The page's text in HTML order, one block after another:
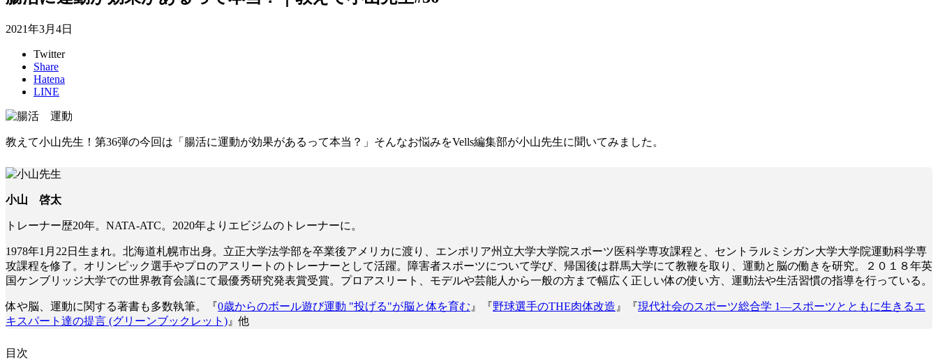
2021年3月4日
Twitter
Share
Hatena
LINE
教えて小山先生！第36弾の今回は「腸活に運動が効果があるって本当？」そんなお悩みをVells編集部が小山先生に聞いてみました。
小山 啓太
トレーナー歴20年。NATA-ATC。2020年よりエビジムのトレーナーに。
1978年1月22日生まれ。北海道札幌市出身。立正大学法学部を卒業後アメリカに渡り、エンポリア州立大学大学院スポーツ医科学専攻課程と、セントラルミシガン大学大学院運動科学専
攻課程を修了。オリンピック選手やプロのアスリートのトレーナーとして活躍。障害者スポーツについて学び、帰国後は群馬大学にて教鞭を取り、運動と脳の働きを研究。２０１８年英
国ケンブリッジ大学での世界教育会議にて最優秀研究発表賞受賞。プロアスリート、モデルや芸能人から一般の方まで幅広く正しい体の使い方、運動法や生活習慣の指導を行っている。
体や脳、運動に関する著書も多数執筆。『0歳からのボール遊び運動 "投げる"が脳と体を育む 』『野球選手のTHE肉体改造 』『現代社会のスポーツ総合学 1―スポーツとともに生きるエ
キスパート達の提言 (グリーンブックレット) 』他
目次